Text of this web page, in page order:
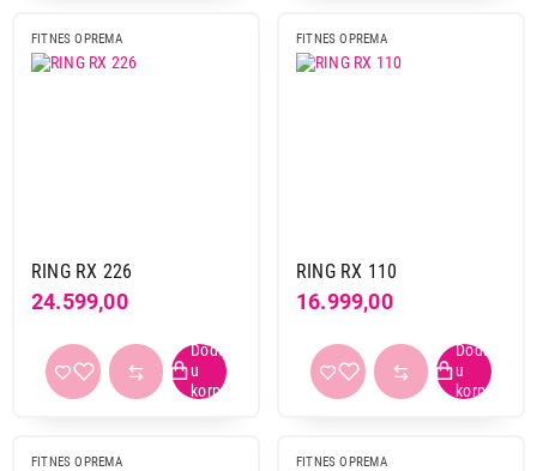
FITNES OPREMA
RING RX 226
24.599,00
FITNES OPREMA
RING RX 110
16.999,00
FITNES OPREMA FITNES OPREMA